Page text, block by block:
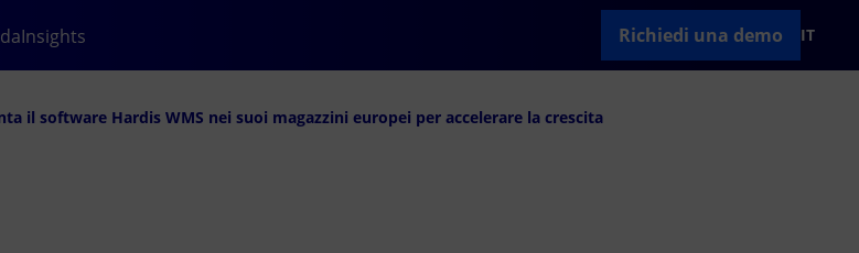
Insights Richiedi una demo IT
il software Hardis WMS nei suoi magazzini europei per accelerare la crescita